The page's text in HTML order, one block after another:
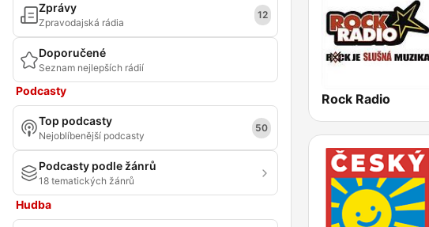
Zprávy
Zpravodajská rádia
12
Doporučené
Seznam nejlepších rádií
Podcasty
Top podcasty
Nejoblíbenější podcasty
50
Podcasty podle žánrů
18 tematických žánrů
Hudba
Rock Radio